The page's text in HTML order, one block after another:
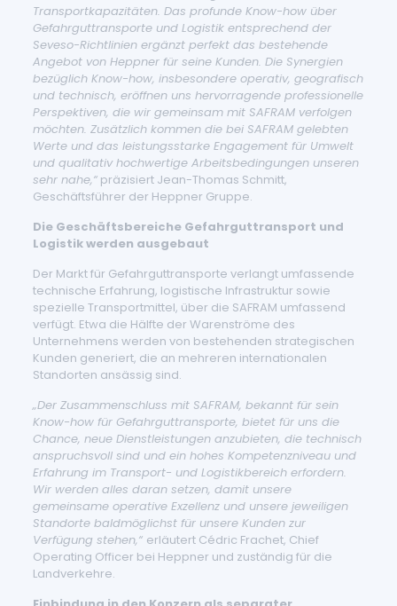
Transportkapazitäten. Das profunde Know-how über
Gefahrguttransporte und Logistik entsprechend der
Seveso-Richtlinien ergänzt perfekt das bestehende
Angebot von Heppner für seine Kunden. Die Synergien
bezüglich Know-how, insbesondere operativ, geografisch
und technisch, eröffnen uns hervorragende professionelle
Perspektiven, die wir gemeinsam mit SAFRAM verfolgen
möchten. Zusätzlich kommen die bei SAFRAM gelebten
Werte und das leistungsstarke Engagement für Umwelt
und qualitativ hochwertige Arbeitsbedingungen unseren
sehr nahe,“präzisiert Jean-Thomas Schmitt,
Geschäftsführer der Heppner Gruppe.
Die Geschäftsbereiche Gefahrguttransport und
Logistik werden ausgebaut
Der Markt für Gefahrguttransporte verlangt umfassende
technische Erfahrung, logistische Infrastruktur sowie
spezielle Transportmittel, über die SAFRAM umfassend
verfügt. Etwa die Hälfte der Warenströme des
Unternehmens werden von bestehenden strategischen
Kunden generiert, die an mehreren internationalen
Standorten ansässig sind.
„Der Zusammenschluss mit SAFRAM, bekannt für sein
Know-how für Gefahrguttransporte, bietet für uns die
Chance, neue Dienstleistungen anzubieten, die technisch
anspruchsvoll sind und ein hohes Kompetenzniveau und
Erfahrung im Transport- und Logistikbereich erfordern.
Wir werden alles daran setzen, damit unsere
gemeinsame operative Exzellenz und unsere jeweiligen
Standorte baldmöglichst für unsere Kunden zur
Verfügung stehen,“ erläutert Cédric Frachet, Chief
Operating Officer bei Heppner und zuständig für die
Landverkehre.